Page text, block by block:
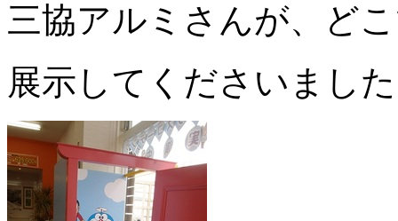
三協アルミさんが、ど
展示してくださいまし